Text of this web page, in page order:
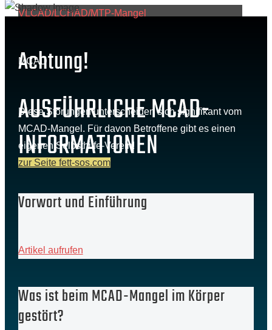
VLCAD/LCHAD/MTP-Mangel
Achtung!
Diese Störungen unterscheiden sich signifikant vom
MCAD-Mangel. Für davon Betroffene gibt es einen
eigenen Selbsthilfe-Verein!
zur Seite fett-sos.com
MCAD
AUSFÜHRLICHE MCAD-
INFORMATIONEN
Vorwort und Einführung
Artikel aufrufen
Was ist beim MCAD-Mangel im Körper
gestört?